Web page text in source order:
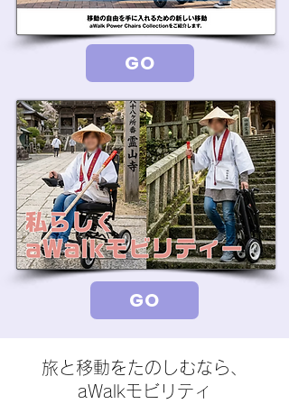
GO
GO
旅と移動をたのしむなら、
aWalkモビリティ